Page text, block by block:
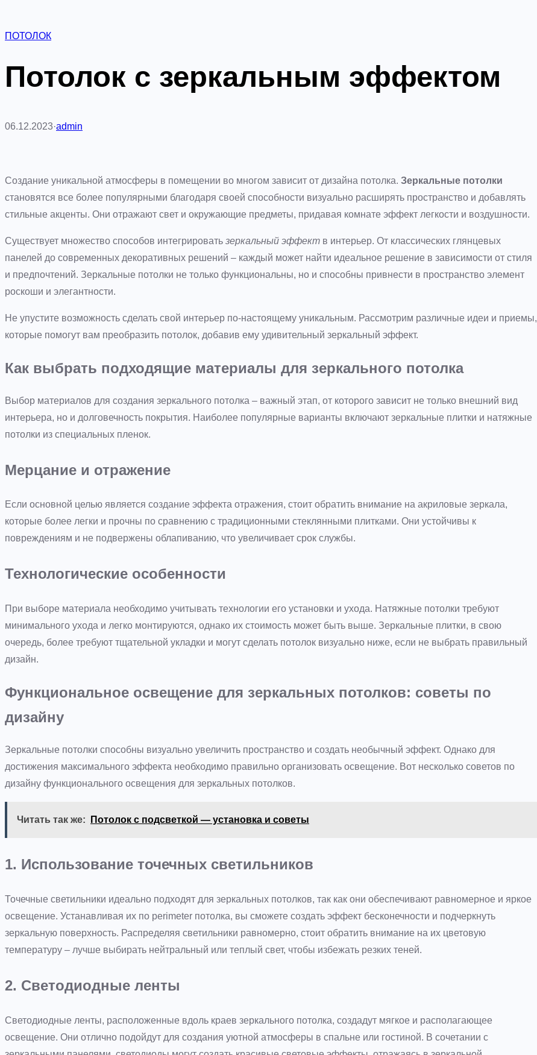
ПОТОЛОК
Потолок с зеркальным эффектом
06.12.2023·admin
Создание уникальной атмосферы в помещении во многом зависит от дизайна потолка. Зеркальные потолки
становятся все более популярными благодаря своей способности визуально расширять пространство и добавлять
стильные акценты. Они отражают свет и окружающие предметы, придавая комнате эффект легкости и воздушности.
Существует множество способов интегрировать зеркальный эффект в интерьер. От классических глянцевых
панелей до современных декоративных решений – каждый может найти идеальное решение в зависимости от стиля
и предпочтений. Зеркальные потолки не только функциональны, но и способны привнести в пространство элемент
роскоши и элегантности.
Не упустите возможность сделать свой интерьер по-настоящему уникальным. Рассмотрим различные идеи и приемы,
которые помогут вам преобразить потолок, добавив ему удивительный зеркальный эффект.
Как выбрать подходящие материалы для зеркального потолка
Выбор материалов для создания зеркального потолка – важный этап, от которого зависит не только внешний вид
интерьера, но и долговечность покрытия. Наиболее популярные варианты включают зеркальные плитки и натяжные
потолки из специальных пленок.
Мерцание и отражение
Если основной целью является создание эффекта отражения, стоит обратить внимание на акриловые зеркала,
которые более легки и прочны по сравнению с традиционными стеклянными плитками. Они устойчивы к
повреждениям и не подвержены облапиванию, что увеличивает срок службы.
Технологические особенности
При выборе материала необходимо учитывать технологии его установки и ухода. Натяжные потолки требуют
минимального ухода и легко монтируются, однако их стоимость может быть выше. Зеркальные плитки, в свою
очередь, более требуют тщательной укладки и могут сделать потолок визуально ниже, если не выбрать правильный
дизайн.
Функциональное освещение для зеркальных потолков: советы по
дизайну
Зеркальные потолки способны визуально увеличить пространство и создать необычный эффект. Однако для
достижения максимального эффекта необходимо правильно организовать освещение. Вот несколько советов по
дизайну функционального освещения для зеркальных потолков.
Читать так же: Потолок с подсветкой — установка и советы
1. Использование точечных светильников
Точечные светильники идеально подходят для зеркальных потолков, так как они обеспечивают равномерное и яркое
освещение. Устанавливая их по perimeter потолка, вы сможете создать эффект бесконечности и подчеркнуть
зеркальную поверхность. Распределяя светильники равномерно, стоит обратить внимание на их цветовую
температуру – лучше выбирать нейтральный или теплый свет, чтобы избежать резких теней.
2. Светодиодные ленты
Светодиодные ленты, расположенные вдоль краев зеркального потолка, создадут мягкое и располагающее
освещение. Они отлично подойдут для создания уютной атмосферы в спальне или гостиной. В сочетании с